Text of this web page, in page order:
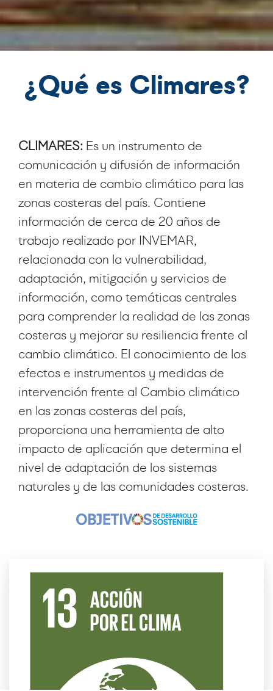
¿Qué es Climares?
CLIMARES: Es un instrumento de
comunicación y difusión de información
en materia de cambio climático para las
zonas costeras del país. Contiene
información de cerca de 20 años de
trabajo realizado por INVEMAR,
relacionada con la vulnerabilidad,
adaptación, mitigación y servicios de
información, como temáticas centrales
para comprender la realidad de las zonas
costeras y mejorar su resiliencia frente al
cambio climático. El conocimiento de los
efectos e instrumentos y medidas de
intervención frente al Cambio climático
en las zonas costeras del país,
proporciona una herramienta de alto
impacto de aplicación que determina el
nivel de adaptación de los sistemas
naturales y de las comunidades costeras.